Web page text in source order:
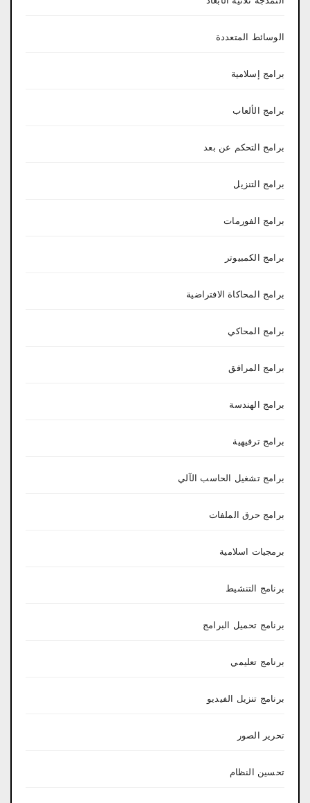
الوسائط المتعددة
برامج إسلامية
برامج الألعاب
برامج التحكم عن بعد
برامج التنزيل
برامج الفورمات
برامج الكمبيوتر
برامج المحاكاة الافتراضية
برامج المحاكي
برامج المرافق
برامج الهندسة
برامج ترفيهية
برامج تشغيل الحاسب الآلي
برامج حرق الملفات
برمجيات اسلامية
برنامج التنشيط
برنامج تحميل البرامج
برنامج تعليمي
برنامج تنزيل الفيديو
تحرير الصور
تحسين النظام